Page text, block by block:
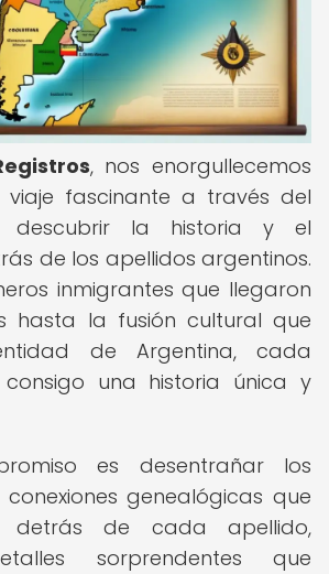
, nos enorgullecemos
fascinante a través del
descubrir la historia y el
de los apellidos argentinos.
inmigrantes que llegaron
hasta la fusión cultural que
de Argentina, cada
una historia única y
es desentrañar los
genealógicas que
detrás de cada apellido,
sorprendentes que